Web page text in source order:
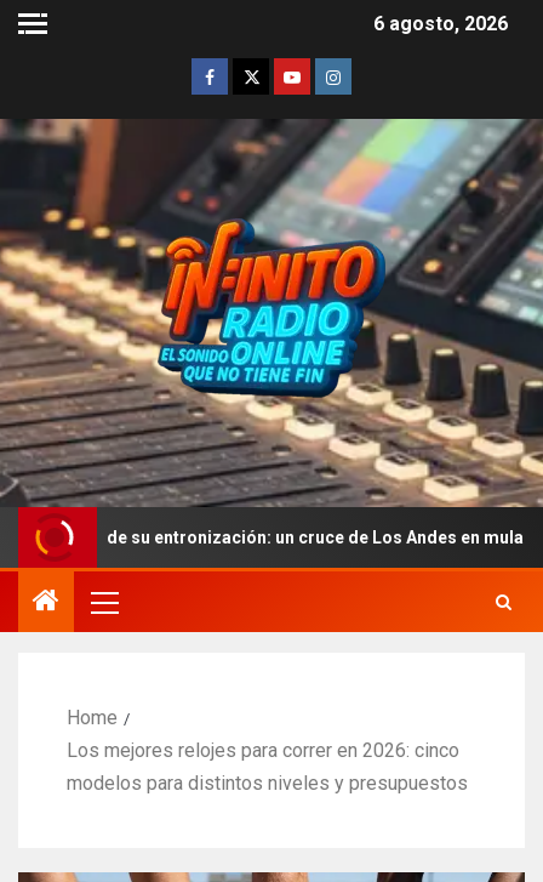
6 agosto, 2026
su entronización: un cruce de Los Andes en mula y una misa
Home
Los mejores relojes para correr en 2026: cinco
modelos para distintos niveles y presupuestos